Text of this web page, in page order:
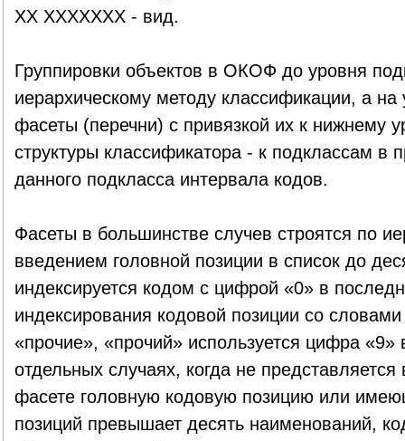
XX XXXXXXX - вид.
Группировки объектов в ОКОФ до уровня
иерархическому методу классификации, а
фасеты (перечни) с привязкой их к нижнему
структуры классификатора - к подклассам в
данного подкласса интервала кодов.
Фасеты в большинстве случев строятся по
введением головной позиции в список до
индексируется кодом с цифрой «0» в
индексирования кодовой позиции со
«прочие», «прочий» используется цифра
отдельных случаях, когда не
фасете головную кодовую позицию или
позиций превышает десять наименований,